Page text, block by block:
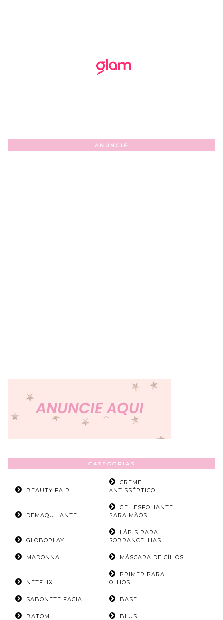
ANUNCIE
CATEGORIAS
BEAUTY FAIR
CREME
ANTISSÉPTICO
DEMAQUILANTE
GEL ESFOLIANTE
PARA MÃOS
GLOBOPLAY
LÁPIS PARA
SOBRANCELHAS
MADONNA MÁSCARA DE CÍLIOS
NETFLIX
PRIMER PARA
OLHOS
SABONETE FACIAL BASE
BATOM BLUSH